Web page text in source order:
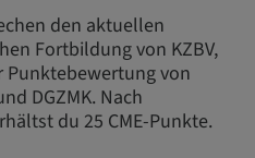
den aktuellen
Fortbildung von KZBV,
Punktebewertung von
DGZMK. Nach
du 25 CME-Punkte.